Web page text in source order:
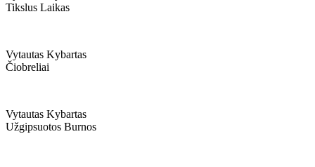
Tikslus Laikas
Vytautas Kybartas
Čiobreliai
Vytautas Kybartas
Užgipsuotos Burnos